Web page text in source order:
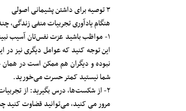
۳ توصیه برای داشتن پشیمانی اصولی
هنگام یادآوری تجربیات منفی زندگی،
۱- مواظب باشید عزت نفس‌تان آسیب
این توجه کنید که عوامل دیگری نیز در
نبوده و دیگران هم ممکن است در همان
شما نیستید کمتر حسرت می‌خورید.‏
۲- از شکست‌ها، درس بگیرید: از
مرور می کنید، می‌توانید قضاوت کنید